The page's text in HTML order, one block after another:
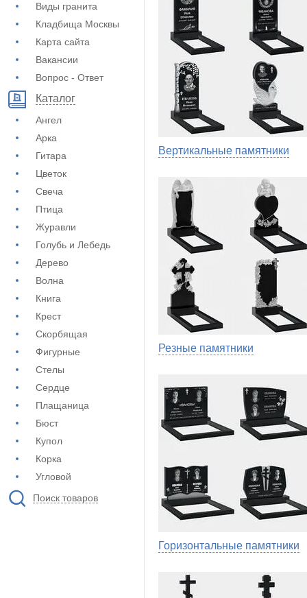
Виды гранита
Кладбища Москвы
Карта сайта
Вакансии
Вопрос - Ответ
Каталог
Ангел
Арка
Гитара
Цветок
Свеча
Птица
Журавли
Голубь и Лебедь
Дерево
Волна
Книга
Крест
Скорбящая
Фигурные
Стелы
Сердце
Плащаница
Бюст
Купол
Корка
Угловой
Поиск товаров
Вертикальные памятники
Резные памятники
Горизонтальные памятники